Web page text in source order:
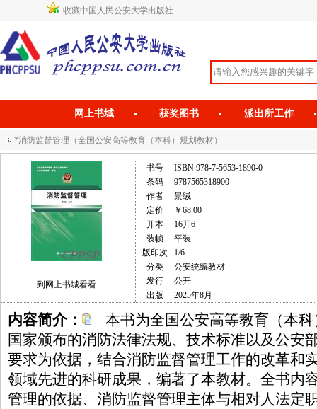
收藏中国人民公安大学出版社
网上书城 获奖图书 派出所工作
*消防监督管理（全国公安高等教育（本科）规划教材）
到网上书城看看
书号
ISBN 978-7-5653-1890-0
条码
9787565318900
作者
景绒
定价
￥68.00
开本
16开6
装帧
平装
版印次
1/6
分类
公安统编教材
发行
公开
出版
2025年8月
内容简介：
本书为全国公安高等教育（本
国家颁布的消防法律法规、技术标准以及公安
要求为依据，结合消防监督管理工作的改革和
领域先进的科研成果，编著了本教材。全书内
管理的依据、消防监督管理主体与相对人法定